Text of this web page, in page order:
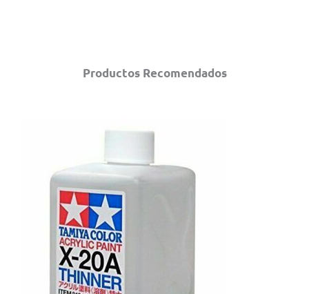
Productos Recomendados